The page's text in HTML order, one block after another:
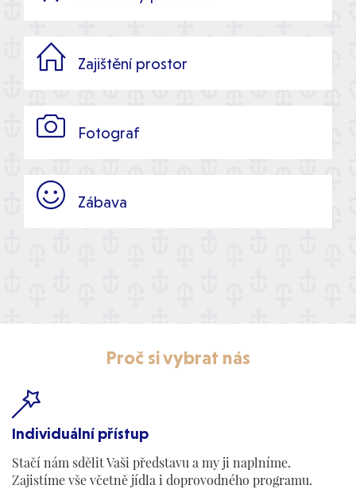
 Zajištění prostor
 Fotograf
 Zábava
Proč si vybrat nás

Individuální přístup
Stačí nám sdělit Vaši představu a my ji naplníme.
Zajistíme vše včetně jídla i doprovodného programu.